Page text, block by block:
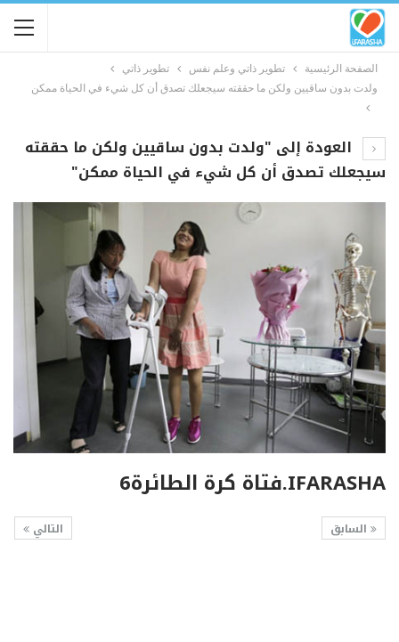
الصفحة الرئيسية تطوير ذاتي وعلم نفس
تطوير ذاتي
ولدت بدون ساقيين ولكن ما حققته سيجعلك تصدق أن كل شيء في الحياة ممكن
العودة إلى "ولدت بدون ساقيين ولكن ما حققته
سيجعلك تصدق أن كل شيء في الحياة ممكن"
IFARASHA.فتاة كرة الطائرة6
التالي السابق